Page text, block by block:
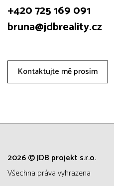
+420 725 169 091
bruna@jdbreality.cz
Kontaktujte mě prosím
2026 © JDB projekt s.r.o.
všechna práva vyhrazena